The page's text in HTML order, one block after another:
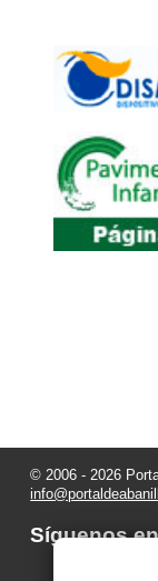
© 2006 - 2026
Síguenos